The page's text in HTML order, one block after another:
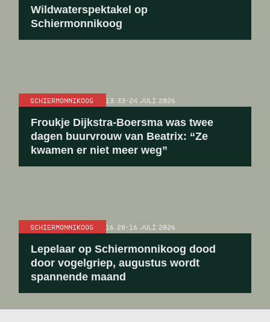
Wildwaterspektakel op
Schiermonnikoog
SCHIERMONNIKOOG 13:33-24 JULI 2026
Froukje Dijkstra-Boersma was twee
dagen buurvrouw van Beatrix: “Ze
kwamen er niet meer weg”
SCHIERMONNIKOOG 16:28-16 JULI 2026
Lepelaar op Schiermonnikoog dood
door vogelgriep, augustus wordt
spannende maand